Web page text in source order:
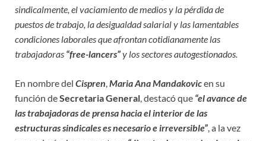
sindicalmente, el vaciamiento de medios y la pérdida de
puestos de trabajo, la desigualdad salarial y las lamentables
condiciones laborales que afrontan cotidianamente las
trabajadoras “free-lancers”y los sectores autogestionados.
En nombre del Cispren,Maria Ana Mandakovicen su
función deSecretaria General, destacó que “el avance de
las trabajadoras de prensa hacia el interior de las
estructuras sindicales es necesario e irreversible”, a la vez